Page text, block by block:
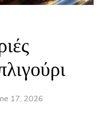
17, 2026